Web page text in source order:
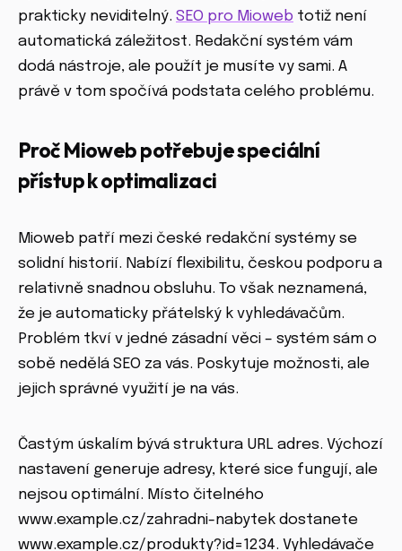
prakticky neviditelný. SEO pro Mioweb totiž není
automatická záležitost. Redakční systém vám
dodá nástroje, ale použít je musíte vy sami. A
právě v tom spočívá podstata celého problému.
Proč Mioweb potřebuje speciální
přístup k optimalizaci
Mioweb patří mezi české redakční systémy se
solidní historií. Nabízí flexibilitu, českou podporu a
relativně snadnou obsluhu. To však neznamená,
že je automaticky přátelský k vyhledávačům.
Problém tkví v jedné zásadní věci – systém sám o
sobě nedělá SEO za vás. Poskytuje možnosti, ale
jejich správné využití je na vás.
Častým úskalím bývá struktura URL adres. Výchozí
nastavení generuje adresy, které sice fungují, ale
nejsou optimální. Místo čitelného
www.example.cz/zahradni-nabytek dostanete
www.example.cz/produkty?id=1234. Vyhledávače